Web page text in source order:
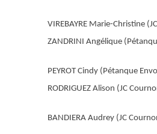
VIREBAYRE Marie-Christine
ZANDRINI Angélique
PEYROT Cindy (Pétanque
RODRIGUEZ Alison (JC
BANDIERA Audrey (JC